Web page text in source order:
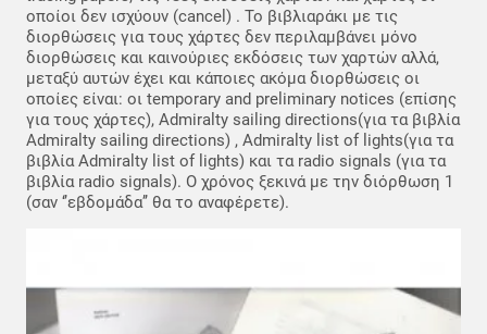
οποίοι δεν ισχύουν (cancel) . Το βιβλιαράκι με τις
διορθώσεις για τους χάρτες δεν περιλαμβάνει μόνο
διορθώσεις και καινούριες εκδόσεις των χαρτών αλλά,
μεταξύ αυτών έχει και κάποιες ακόμα διορθώσεις οι
οποίες είναι: οι temporary and preliminary notices (επίσης
για τους χάρτες), Admiralty sailing directions(για τα βιβλία
Admiralty sailing directions) , Admiralty list of lights(για τα
βιβλία Admiralty list of lights) και τα radio signals (για τα
βιβλία radio signals). Ο χρόνος ξεκινά με την διόρθωση 1
(σαν ‘’εβδομάδα’’ θα το αναφέρετε).